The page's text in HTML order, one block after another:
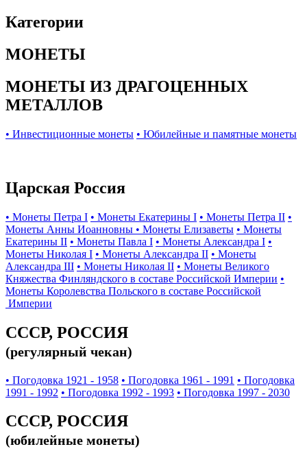
Категории
МОНЕТЫ
МОНЕТЫ ИЗ ДРАГОЦЕННЫХ
МЕТАЛЛОВ
• Инвестиционные монеты • Юбилейные и памятные монеты
Царская Россия
• Монеты Петра I • Монеты Екатерины I • Монеты Петра II •
Монеты Анны Иоанновны • Монеты Елизаветы • Монеты
Екатерины II • Монеты Павла I • Монеты Александра I •
Монеты Николая I • Монеты Александра II • Монеты
Александра III • Монеты Николая II • Монеты Великого
Княжества Финляндского в составе Российской Империи •
Монеты Королевства Польского в составе Российской
Империи
СССР, РОССИЯ
(регулярный чекан)
• Погодовка 1921 - 1958 • Погодовка 1961 - 1991 • Погодовка
1991 - 1992 • Погодовка 1992 - 1993 • Погодовка 1997 - 2030
СССР, РОССИЯ
(юбилейные монеты)